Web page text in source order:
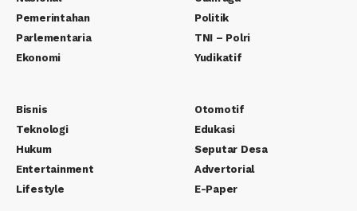
Pemerintahan
Parlementaria
Ekonomi
Politik
TNI – Polri
Yudikatif
Bisnis
Teknologi
Hukum
Entertainment
Lifestyle
Otomotif
Edukasi
Seputar Desa
Advertorial
E-Paper